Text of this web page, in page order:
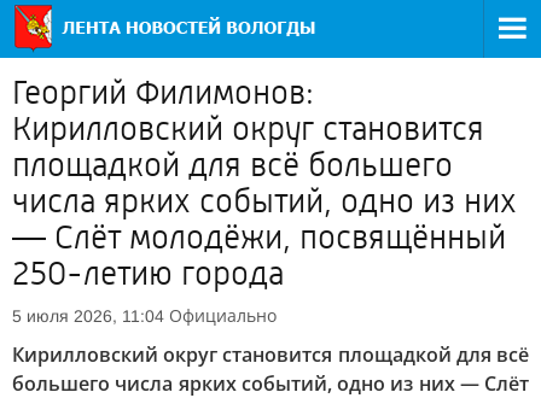
Георгий Филимонов:
Кирилловский округ становится
площадкой для всё большего
числа ярких событий, одно из них
— Слёт молодёжи, посвящённый
250-летию города
5 июля 2026, 11:04 Официально
Кирилловский округ становится площадкой для всё
большего числа ярких событий, одно из них — Слёт